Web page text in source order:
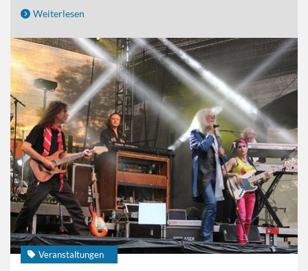
Weiterlesen
Veranstaltungen